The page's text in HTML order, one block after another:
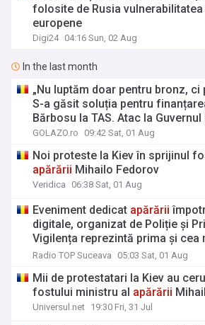
folosite de Rusia vulnerabilitatea
europene
Digi24 04:16 Sun, 02 Aug
In the last month
„Nu luptăm doar pentru bronz, ci
S-a găsit soluția pentru
Bărbosu la TAS. Atac la
GOLAZO.ro 09:42 Sat, 01 Aug
Noi proteste la Kiev în sprijinul
apărării Mihailo Fedorov
Veridica 06:38 Sat, 01 Aug
Eveniment dedicat apărării
digitale, organizat de Poliție și
Vigilența reprezintă prima și cea
măsură de apărare împotriva
Radio TOP Suceava 05:03 Sat, 01 Aug
Mii de protestatari la Kiev au
fostului ministru al apărării
Universul.net 19:30 Fri, 31 Jul